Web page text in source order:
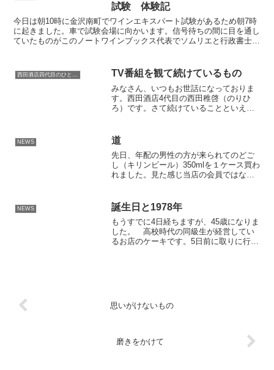
試験 体験記
今日は朝10時に金沢南町でワインエキスパート試験があるため朝7時
に起きました。車で試験会場に向かいます。信号待ちの間に目を通し
ていたものがこのノートワインブックス代表でソムリエと行政書士と
西田酒店四代目のひとり言 TV番組を観て続けているもの
みなさん、いつもお世話になっておりま
す。西田酒店4代目の西田稚啓（のりひ
ろ）です。さて続けていることといえば
言えば趣味になるかもしれません。それ
は何かというと髪の洗い方...
NEWS 道
先日、年配の男性の方が来られてのどご
し（キリンビール）350mlを１ケース買わ
れました。見た感じ当店の会員ではなさ
スタンプ（一定の枚数を集めると500円分
の買い物ができ...
NEWS 誕生日と1978年
もうすでに4日経ちますが、45歳になりま
した。 高校時代の同級生が経営してい
るお店のケーキです。5日前に取りに行き
思いがけないもの
磨きをかけて